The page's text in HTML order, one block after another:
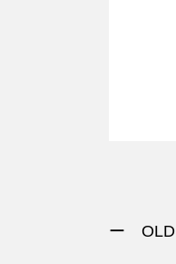
ー OLD